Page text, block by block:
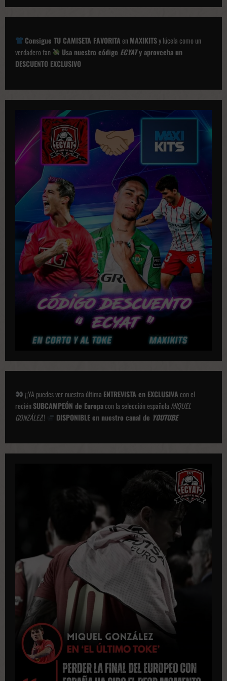
Consigue TU CAMISETA FAVORITAenMAXIKITSy lúcela como un
verdadero fan
Usa nuestro código ECYATy aprovecha un
DESCUENTO EXCLUSIVO
¡¡YA puedes ver nuestra última ENTREVISTA en EXCLUSIVAcon el
reciénSUBCAMPEÓN de Europacon la selección española MIQUEL
GONZÁLEZ!! DISPONIBLE en nuestro canal de YOUTUBE